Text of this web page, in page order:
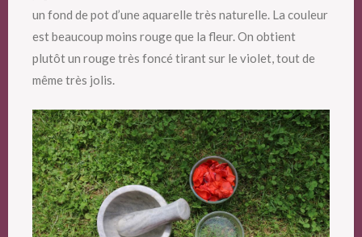
un fond de pot d’une aquarelle très naturelle. La couleur
est beaucoup moins rouge que la fleur. On obtient
plutôt un rouge très foncé tirant sur le violet, tout de
même très jolis.